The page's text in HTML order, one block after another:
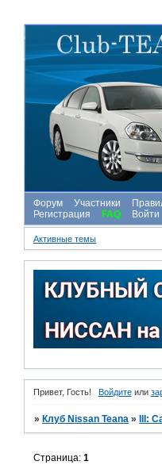
Форум Участники
Регистрация
FAQ Войти
Активные темы
Привет, Гость! Войдитеили
» Клуб Nissan Teana » III:
Страница:1